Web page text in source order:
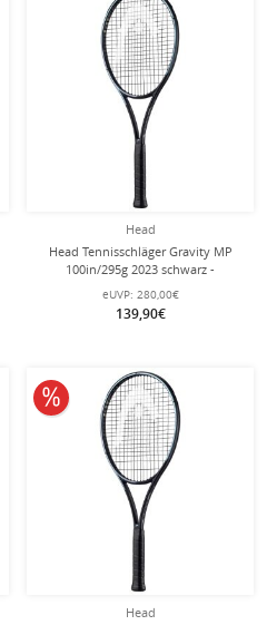
Head
Head Tennisschläger Gravity MP
100in/295g 2023 schwarz -
unbesaitet -
eUVP: 280,00€
139,90€
Head
10% reduziert